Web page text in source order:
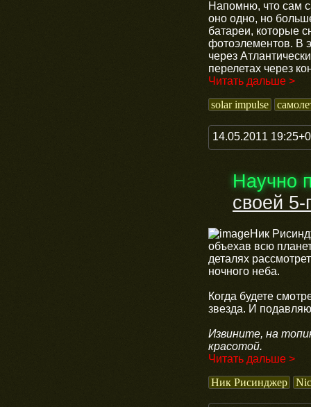
Напомню, что сам
оно одно, но
батареи, которые
фотоэлементов. В
через
перелетах через
Читать дальше >
solar impulse
14.05.2011
Научно
своей 5-
Ник
объехав всю
деталях
ночного неба.
Когда будете
звезда. И
Извините, на
красотой.
Читать дальше >
Ник Рисинджер